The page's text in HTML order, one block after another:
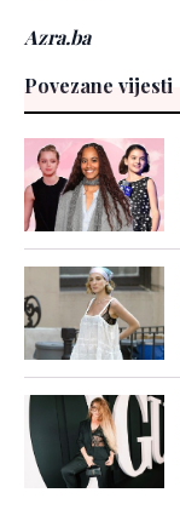
Azra.ba
Povezane vijesti